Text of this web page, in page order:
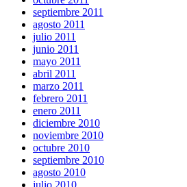
septiembre 2011
agosto 2011
julio 2011
junio 2011
mayo 2011
abril 2011
marzo 2011
febrero 2011
enero 2011
diciembre 2010
noviembre 2010
octubre 2010
septiembre 2010
agosto 2010
julio 2010